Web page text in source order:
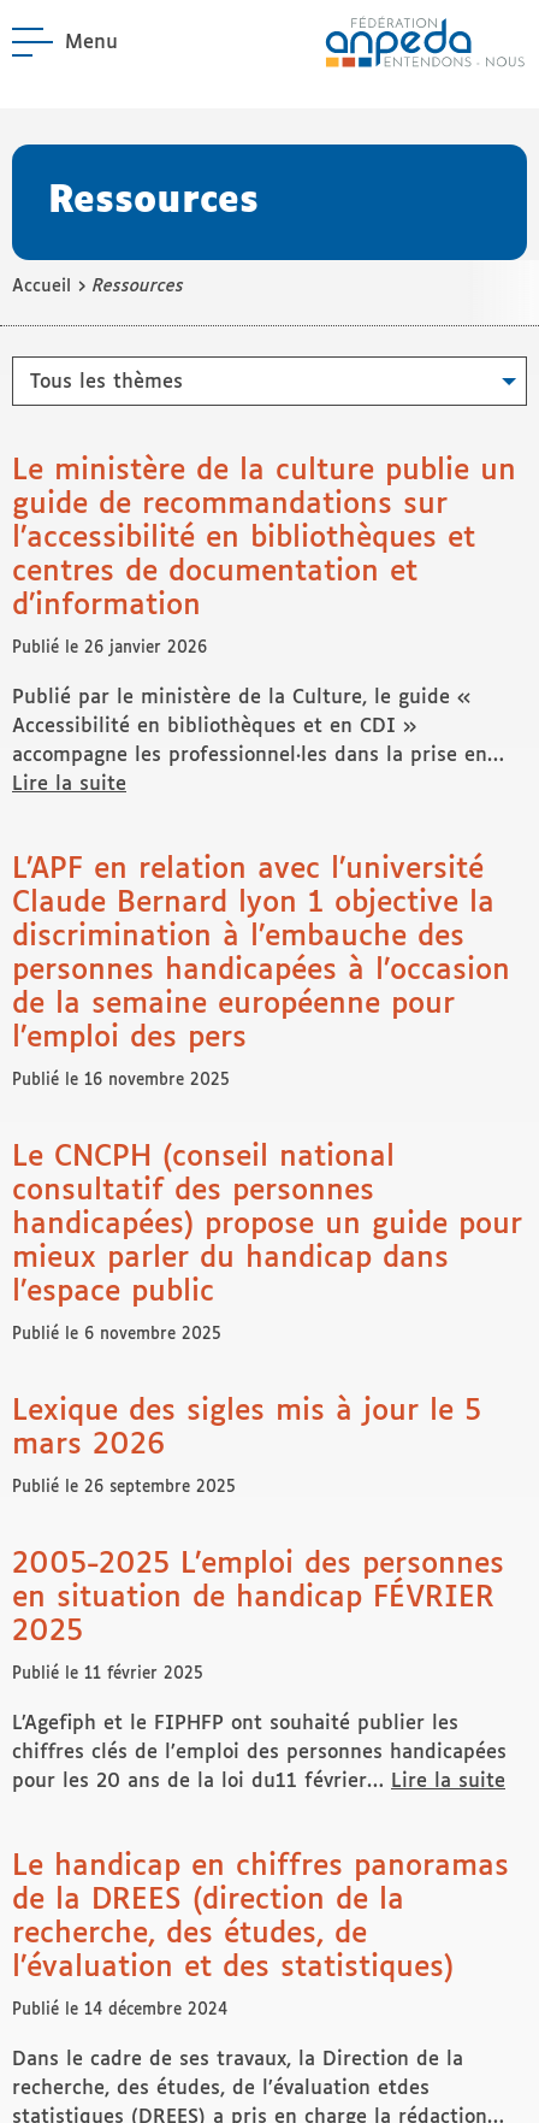
Menu
Ressources
Accueil › Ressources
Thèmes
Le ministère de la culture publie un
guide de recommandations sur
l’accessibilité en bibliothèques et
centres de documentation et
d’information
Publié le 26 janvier 2026
Publié par le ministère de la Culture, le guide «
Accessibilité en bibliothèques et en CDI »
accompagne les professionnel∙les dans la prise en…
Lire la suite
L’APF en relation avec l’université
Claude Bernard lyon 1 objective la
discrimination à l’embauche des
personnes handicapées à l’occasion
de la semaine européenne pour
l’emploi des pers
Publié le 16 novembre 2025
Le CNCPH (conseil national
consultatif des personnes
handicapées) propose un guide pour
mieux parler du handicap dans
l’espace public
Publié le 6 novembre 2025
Lexique des sigles mis à jour le 5
mars 2026
Publié le 26 septembre 2025
2005-2025 L’emploi des personnes
en situation de handicap FÉVRIER
2025
Publié le 11 février 2025
L’Agefiph et le FIPHFP ont souhaité publier les
chiffres clés de l’emploi des personnes handicapées
pour les 20 ans de la loi du11 février… Lire la suite
Le handicap en chiffres panoramas
de la DREES (direction de la
recherche, des études, de
l’évaluation et des statistiques)
Publié le 14 décembre 2024
Dans le cadre de ses travaux, la Direction de la
recherche, des études, de l’évaluation etdes
statistiques (DREES) a pris en charge la rédaction…